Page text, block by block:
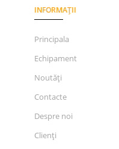
INFORMAȚII
Principala
Echipament
Noutăți
Contacte
Despre noi
Clienți